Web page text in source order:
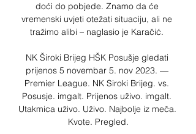
doći do pobjede. Znamo da će
vremenski uvjeti otežati situaciju, ali ne
tražimo alibi – naglasio je Karačić.
NK Široki Brijeg HŠK Posušje gledati
prijenos 5 novembar 5. nov 2023. —
Premier League. NK Siroki Brijeg. vs.
Posusje. imgalt. Prijenos uživo. imgalt.
Utakmica uživo. Uživo. Najbolje iz meča.
Kvote. Pregled.